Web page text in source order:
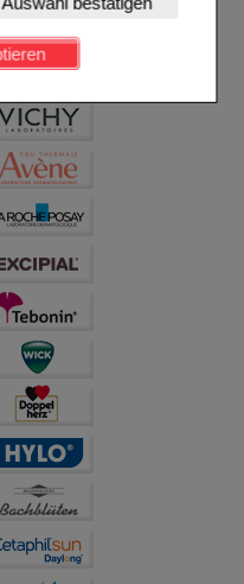
nicht verzichtet
zu gestalten,
des
ermöglichen es uns
Inhalte
zu
lassen sich
der Nutzung
deren Hilfe wir unsere
können, den Inhalt
die Werbung auf
Sie zu gestalten.
hierfür teilweise an
Medien